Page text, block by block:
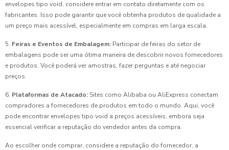
envelopes tipo void, considere entrar em contato diretamente com os
fabricantes. Isso pode garantir que você obtenha produtos de qualidade a
um preço mais acessível, especialmente em compras em larga escala.
5. Feiras e Eventos de Embalagem: Participar de feiras do setor de
embalagens pode ser uma ótima maneira de descobrir novos fornecedores
e produtos. Você poderá ver amostras, fazer perguntas e até negociar
preços.
6. Plataformas de Atacado: Sites como Alibaba ou AliExpress conectam
compradores a fornecedores de produtos em todo o mundo. Aqui, você
pode encontrar envelopes tipo void a preços acessíveis, embora seja
essencial verificar a reputação do vendedor antes da compra.
Ao escolher onde comprar, considere a reputação do fornecedor, a